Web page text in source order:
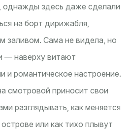
однажды здесь даже сделали
на борт дирижабля,
заливом. Сама не видела, но
— наверху витают
и романтическое настроение.
смотровой приносит свои
разглядывать, как меняется
или как тихо плывут